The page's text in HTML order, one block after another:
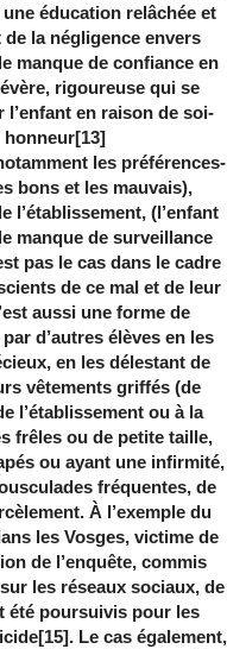
éducation relâchée et
la négligence envers
manque de confiance en
rigoureuse qui se
en raison de soi-
[13]
les préférences
bons et les mauvais),
l’établissement, (l’enfant
manque de surveillance
pas le cas dans le cadre
de ce mal et de leur
aussi une forme de
d’autres élèves en les
en les délestant de
vêtements griffés (de
l’établissement ou à la
frêles ou de petite taille,
ou ayant une infirmité,
fréquentes, de
À l’exemple du
les Vosges, victime de
de l’enquête, commis
les réseaux sociaux, de
été poursuivis pour les
[15]. Le cas également,